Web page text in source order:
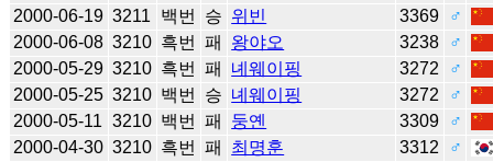
2000-06-19 3211 백번 승 위빈 3369
♂
2000-06-08 3210 흑번 패 왕야오 3238
♂
2000-05-29 3210 흑번 패 녜웨이핑 3272
♂
2000-05-25 3210 백번 승 녜웨이핑 3272
♂
2000-05-11 3210 백번 패 둥옌 3309
♂
2000-04-30 3210 흑번 패 최명훈 3312
♂